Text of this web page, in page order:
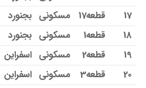
17
قطعه17 مسکونی بجنورد
18
قطعه1 مسکونی بجنورد
19
قطعه2 مسکونی اسفراین
20
قطعه3 مسکونی اسفراین